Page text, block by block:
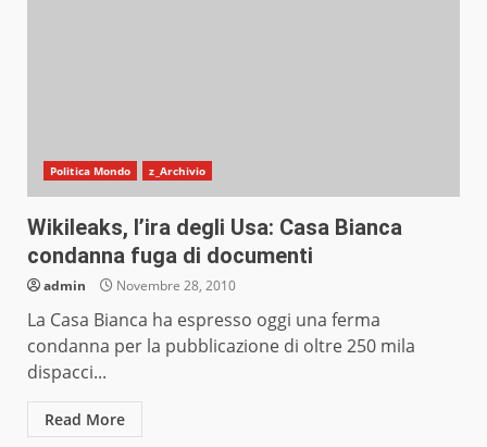
Politica Mondo z_Archivio
Wikileaks, l’ira degli Usa: Casa Bianca
condanna fuga di documenti
admin Novembre 28, 2010
La Casa Bianca ha espresso oggi una ferma
condanna per la pubblicazione di oltre 250 mila
dispacci...
Read More